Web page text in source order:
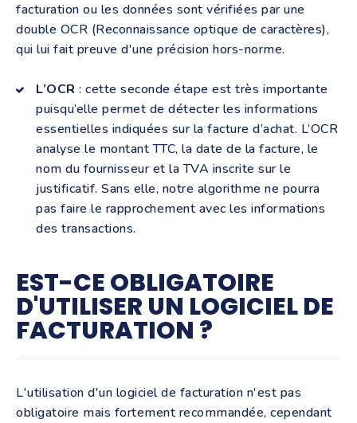
facturation ou les données sont vérifiées par une
double OCR (Reconnaissance optique de caractères),
qui lui fait preuve d'une précision hors-norme.
L’OCR : cette seconde étape est très importante
puisqu’elle permet de détecter les informations
essentielles indiquées sur la facture d’achat. L’OCR
analyse le montant TTC, la date de la facture, le
nom du fournisseur et la TVA inscrite sur le
justificatif. Sans elle, notre algorithme ne pourra
pas faire le rapprochement avec les informations
des transactions.
EST-CE OBLIGATOIRE
D'UTILISER UN LOGICIEL DE
FACTURATION ?
L'utilisation d'un logiciel de facturation n'est pas
obligatoire mais fortement recommandée, cependant